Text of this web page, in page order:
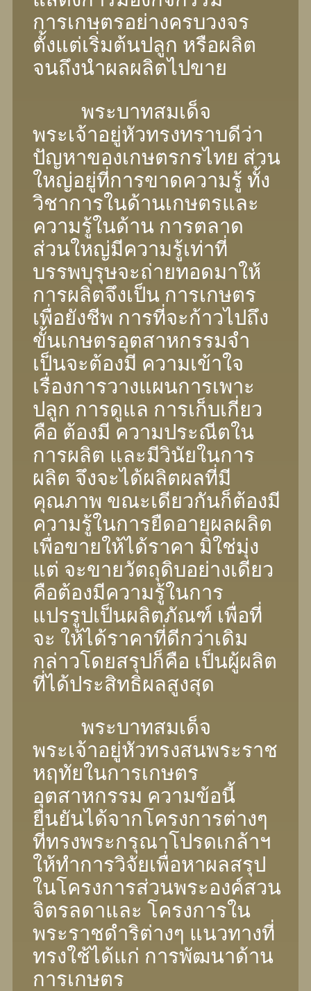
การเกษตรอย่างครบวงจร
ตั้งแต่เริ่มต้นปลูก หรือผลิต
จนถึงนำผลผลิตไปขาย
พระบาทสมเด็จ
พระเจ้าอยู่หัวทรงทราบดีว่า
ปัญหาของเกษตรกรไทย ส่วน
ใหญ่อยู่ที่การขาดความรู้ ทั้ง
วิชาการในด้านเกษตรและ
ความรู้ในด้าน การตลาด
ส่วนใหญ่มีความรู้เท่าที่
บรรพบุรุษจะถ่ายทอดมาให้
การผลิตจึงเป็น การเกษตร
เพื่อยังชีพ การที่จะก้าวไปถึง
ขั้นเกษตรอุตสาหกรรมจํา
เป็นจะต้องมี ความเข้าใจ
เรื่องการวางแผนการเพาะ
ปลูก การดูแล การเก็บเกี่ยว
คือ ต้องมี ความประณีตใน
การผลิต และมีวินัยในการ
ผลิต จึงจะได้ผลิตผลที่มี
คุณภาพ ขณะเดียวกันก็ต้องมี
ความรู้ในการยืดอายุผลผลิต
เพื่อขายให้ได้ราคา มิใช่มุ่ง
แต่ จะขายวัตถุดิบอย่างเดียว
คือต้องมีความรู้ในการ
แปรรูปเป็นผลิตภัณฑ์ เพื่อที่
จะ ให้ได้ราคาที่ดีกว่าเดิม
กล่าวโดยสรุปก็คือ เป็นผู้ผลิต
ที่ได้ประสิทธิผลสูงสุด
พระบาทสมเด็จ
พระเจ้าอยู่หัวทรงสนพระราช
หฤทัยในการเกษตร
อุตสาหกรรม ความข้อนี้
ยืนยันได้จากโครงการต่างๆ
ที่ทรงพระกรุณาโปรดเกล้าฯ
ให้ทําการวิจัยเพื่อหาผลสรุป
ในโครงการส่วนพระองค์สวน
จิตรลดาและ โครงการใน
พระราชดําริต่างๆ แนวทางที่
ทรงใช้ได้แก่ การพัฒนาด้าน
การเกษตร